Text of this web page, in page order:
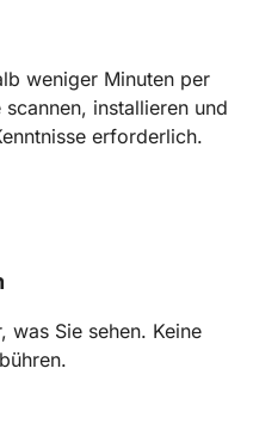
weniger Minuten per
installieren und
erforderlich.
was Sie sehen. Keine